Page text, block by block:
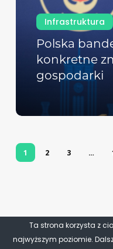
Infrastruktura
Polska
konkretne
gospodarki
1 2 3 …
Ta strona korzysta z
najwyższym poziomie.